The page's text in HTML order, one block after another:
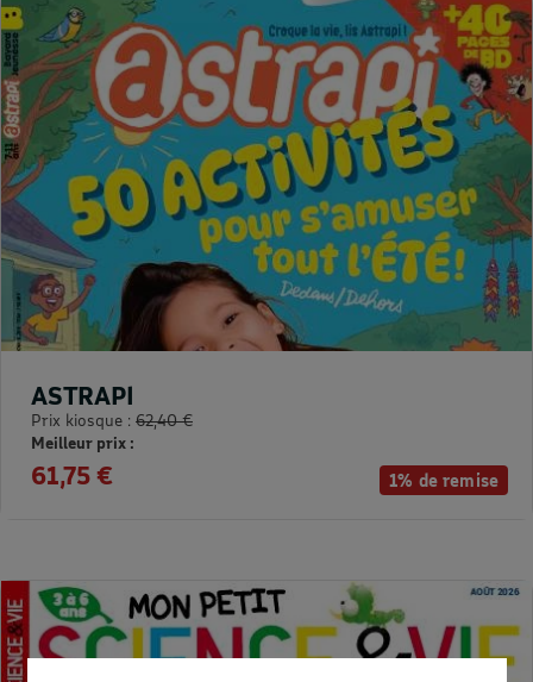
1% de remise
ASTRAPI
Prix kiosque : 62,40 €
Meilleur prix :
61,75 €